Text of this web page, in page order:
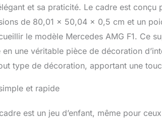
durable. Parfait
assez grand pour
ultra haute
correspondent au
l'effet visuel de
Mercedes-AMG
de retirer le film
et sa praticité. Le cadre est
de 80,01 x 50,04 x 0,5 cm et un
le modèle Mercedes AMG F1. Ce
une véritable pièce de décoration
type de décoration, apportant une
et rapide
est un jeu d’enfant, même pour